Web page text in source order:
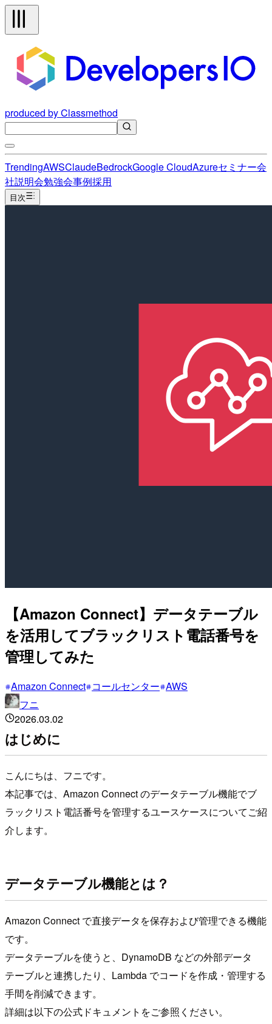
produced by Classmethod
TrendingAWSClaudeBedrockGoogle CloudAzureセミナー会
社説明会勉強会事例採用
目次
【Amazon Connect】データテーブル
を活用してブラックリスト電話番号を
管理してみた
Amazon Connect コールセンター AWS
フニ
2026.03.02
はじめに
こんにちは、フニです。
本記事では、Amazon Connect のデータテーブル機能でブ
ラックリスト電話番号を管理するユースケースについてご紹
介します。
データテーブル機能とは？
Amazon Connect で直接データを保存および管理できる機能
です。
データテーブルを使うと、DynamoDB などの外部データ
テーブルと連携したり、Lambda でコードを作成・管理する
手間を削減できます。
詳細は以下の公式ドキュメントをご参照ください。